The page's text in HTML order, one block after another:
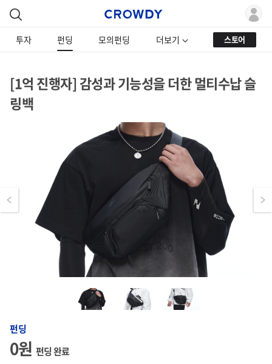
투자 펀딩 모의펀딩 더보기 스토어
[1억 진행자] 감성과 기능성을 더한 멀티수납 슬
링백
Previous Next
펀딩
0원 펀딩 완료